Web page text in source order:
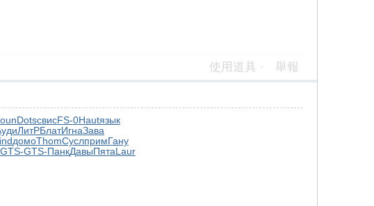
使用道具 舉報
DotsсвисFS-0Hautязык
ЛитРБлатИгнаЗава
домоThomСуслпримГану
GTS-GTS-ПанкДавыПятаLaur